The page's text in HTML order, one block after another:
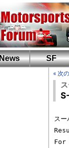
News SF
« 次
ス
For